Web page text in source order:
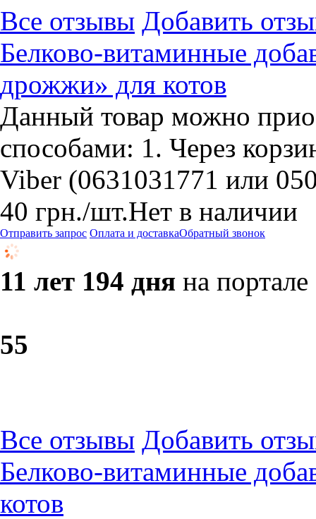
Все отзывы Добавить
Белково-витаминные
дрожжи» для котов
Данный товар можно
способами: 1. Через
Viber (0631031771 или
40 грн./шт.Нет в наличии
Отправить запрос Оплата и доставкаОбратный звонок
11 лет 194 дня на портале
55
Все отзывы Добавить
Белково-витаминные
котов